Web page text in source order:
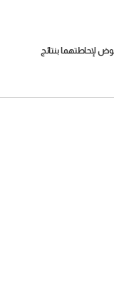
لإحاطتهما بنتائج